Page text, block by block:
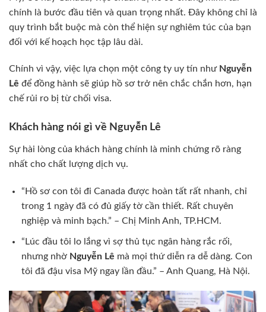
chính là bước đầu tiên và quan trọng nhất. Đây không chỉ là
quy trình bắt buộc mà còn thể hiện sự nghiêm túc của bạn
đối với kế hoạch học tập lâu dài.
Chính vì vậy, việc lựa chọn một công ty uy tín như Nguyễn
Lê để đồng hành sẽ giúp hồ sơ trở nên chắc chắn hơn, hạn
chế rủi ro bị từ chối visa.
Khách hàng nói gì về Nguyễn Lê
Sự hài lòng của khách hàng chính là minh chứng rõ ràng
nhất cho chất lượng dịch vụ.
“Hồ sơ con tôi đi Canada được hoàn tất rất nhanh, chỉ
trong 1 ngày đã có đủ giấy tờ cần thiết. Rất chuyên
nghiệp và minh bạch.” – Chị Minh Anh, TP.HCM.
“Lúc đầu tôi lo lắng vì sợ thủ tục ngân hàng rắc rối,
nhưng nhờ Nguyễn Lê mà mọi thứ diễn ra dễ dàng. Con
tôi đã đậu visa Mỹ ngay lần đầu.” – Anh Quang, Hà Nội.